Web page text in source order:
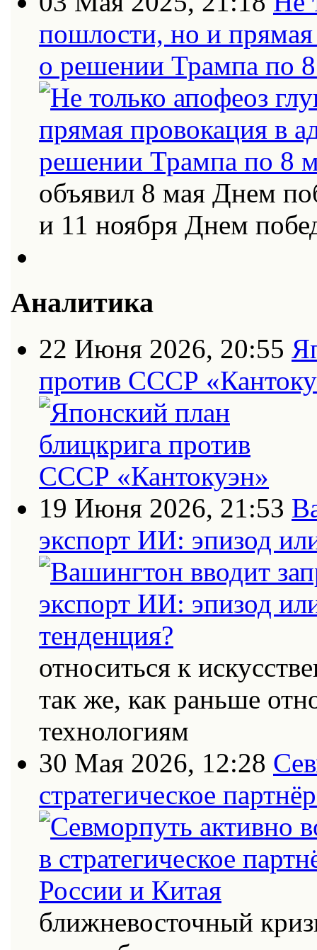
пошлости, но и
о решении Трампа по
объявил 8 мая Днем
и 11 ноября Днем
Аналитика
22 Июня 2026, 20:55
против СССР
19 Июня 2026, 21:53
экспорт ИИ: эпизод
относиться к
так же, как раньше
технологиям
30 Мая 2026, 12:28
стратегическое
ближневосточный